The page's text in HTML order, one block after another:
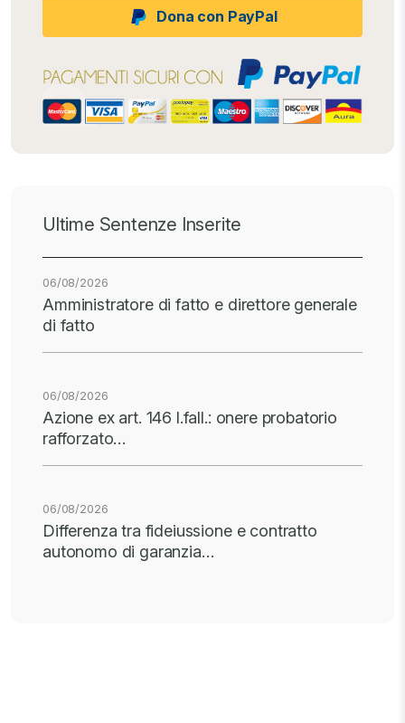
Dona con PayPal
Ultime Sentenze Inserite
06/08/2026
Amministratore di fatto e direttore generale
di fatto
06/08/2026
Azione ex art. 146 l.fall.: onere probatorio
rafforzato…
06/08/2026
Differenza tra fideiussione e contratto
autonomo di garanzia…